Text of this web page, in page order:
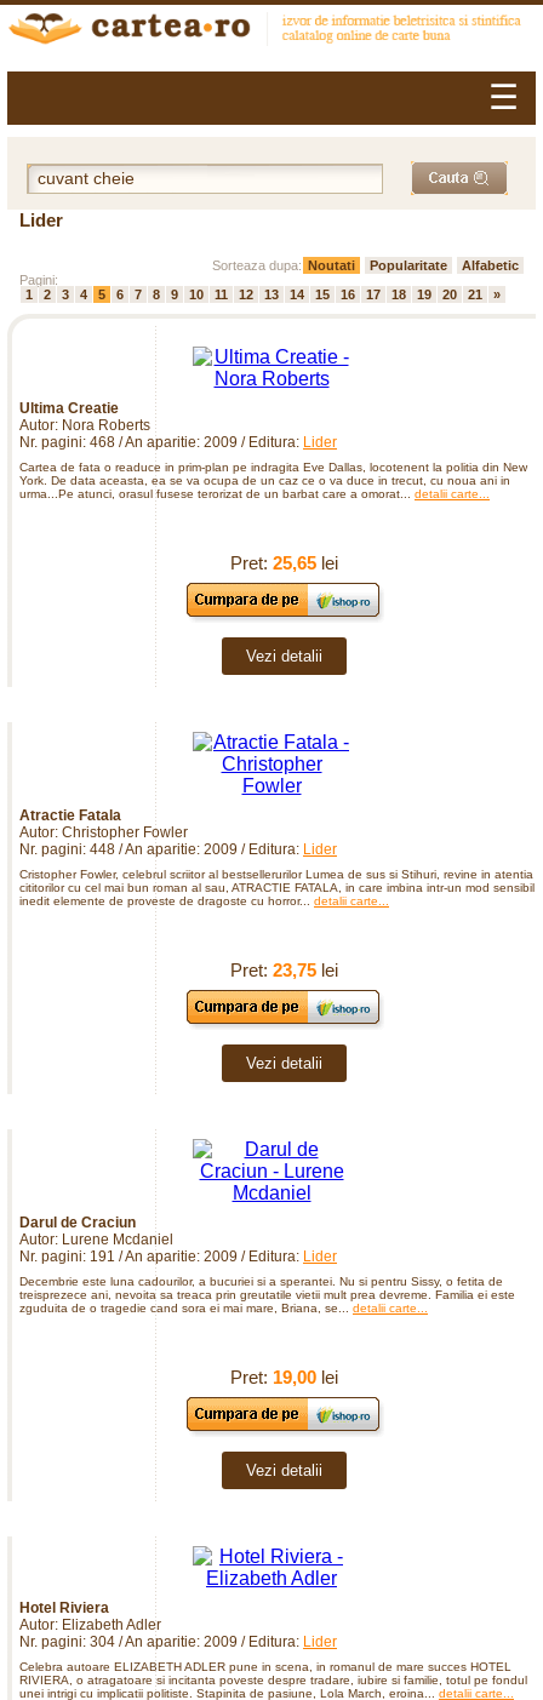
☰
Lider
Sorteaza dupa: Noutati Popularitate
Alfabetic
Pagini:
1
2 3 4 5 6 7 8 9 10 11 12 13 14 15 16 17 18 19 20 21 »
Ultima Creatie
Autor: Nora Roberts
Nr. pagini: 468 / An aparitie: 2009 / Editura: Lider
Cartea de fata o readuce in prim-plan pe indragita Eve Dallas, locotenent la politia din New
York. De data aceasta, ea se va ocupa de un caz ce o va duce in trecut, cu noua ani in
urma...Pe atunci, orasul fusese terorizat de un barbat care a omorat... detalii carte...
Pret: 25,65lei
Vezi detalii
Atractie Fatala
Autor: Christopher Fowler
Nr. pagini: 448 / An aparitie: 2009 / Editura: Lider
Cristopher Fowler, celebrul scriitor al bestsellerurilor Lumea de sus si Stihuri, revine in atentia
cititorilor cu cel mai bun roman al sau, ATRACTIE FATALA, in care imbina intr-un mod sensibil
inedit elemente de proveste de dragoste cu horror... detalii carte...
Pret: 23,75lei
Vezi detalii
Darul de Craciun
Autor: Lurene Mcdaniel
Nr. pagini: 191 / An aparitie: 2009 / Editura: Lider
Decembrie este luna cadourilor, a bucuriei si a sperantei. Nu si pentru Sissy, o fetita de
treisprezece ani, nevoita sa treaca prin greutatile vietii mult prea devreme. Familia ei este
zguduita de o tragedie cand sora ei mai mare, Briana, se... detalii carte...
Pret: 19,00lei
Vezi detalii
Hotel Riviera
Autor: Elizabeth Adler
Nr. pagini: 304 / An aparitie: 2009 / Editura: Lider
Celebra autoare ELIZABETH ADLER pune in scena, in romanul de mare succes HOTEL
RIVIERA, o atragatoare si incitanta poveste despre tradare, iubire si familie, totul pe fondul
unei intrigi cu implicatii politiste. Stapinita de pasiune, Lola March, eroina... detalii carte...